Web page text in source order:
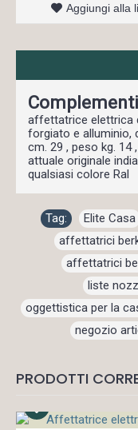
Aggiungi alla
affettatrice elettrica
forgiato e alluminio,
cm. 29 , peso kg. 14
attuale originale
qualsiasi colore Ral
Tag: Elite Casa
affettatrici
affettatrici
liste
oggettistica per la
negozio
PRODOTTI